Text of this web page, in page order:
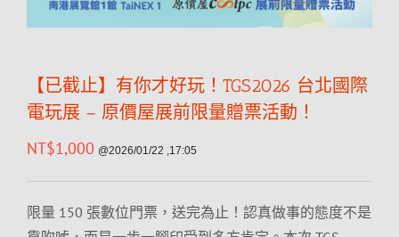
【已截止】有你才好玩！TGS2026 台北國際
電玩展 – 原價屋展前限量贈票活動！
NT$1,000 @2026/01/22 ,17:05
限量 150 張數位門票，送完為止！認真做事的態度不是